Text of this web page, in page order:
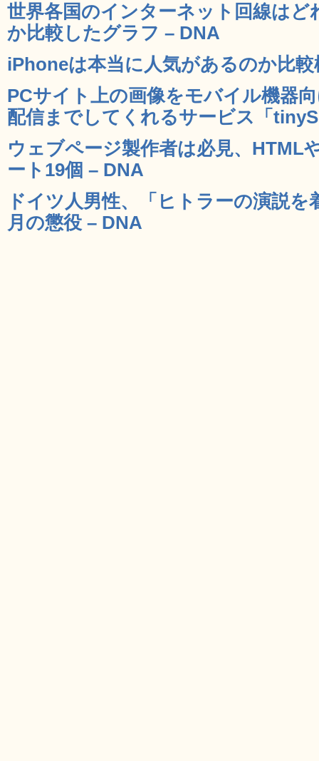
世界各国のインターネット回線はど
か比較したグラフ – DNA
iPhoneは本当に人気があるのか比
PCサイト上の画像をモバイル機器
配信までしてくれるサービス「
ウェブページ製作者は必見、HTML
ート19個 – DNA
ドイツ人男性、「ヒトラーの演説
月の懲役 – DNA